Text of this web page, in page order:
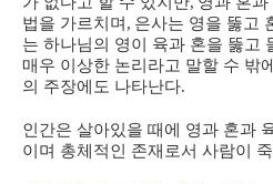
법을 가르치며 , 은사는 영을 뚫고
는 하나님의 영이 육과 혼을 뚫고
매우 이상한 논리라고 말할 수 밖
의 주장에도 나타난다.
인간은 살아있을 때에 영과 혼과
이며 총체적인 존재로서 사람이